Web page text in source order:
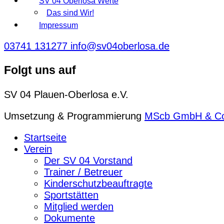
Das sind Wir!
Impressum
03741 131277 info@sv04oberlosa.de
Folgt uns auf
SV 04 Plauen-Oberlosa e.V.
Umsetzung & Programmierung MScb GmbH &
Startseite
Verein
Der SV 04 Vorstand
Trainer / Betreuer
Kinderschutzbeauftragte
Sportstätten
Mitglied werden
Dokumente